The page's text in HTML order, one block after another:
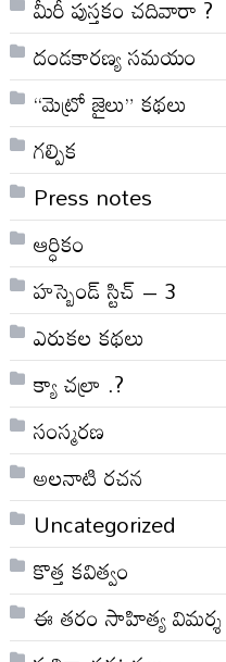
మీరీ పుస్తకం చదివారా ?
దండకారణ్య సమయం
“మెట్రో జైలు” కథలు
గల్పిక
Press notes
ఆర్ధికం
హస్బెండ్ స్టిచ్ – 3
ఎరుకల కథలు
క్యా చల్రా .?
సంస్మరణ
అలనాటి రచన
Uncategorized
కొత్త కవిత్వం
ఈ తరం సాహిత్య విమర్శ